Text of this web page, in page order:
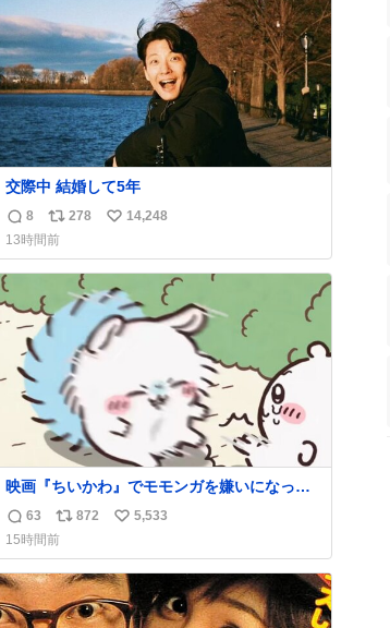
害は確認されておらず、警察はパトロールを
強化する。
交際中 結婚して5年
返
信
数
8
リ
ポ
ス
数
278
い
ね
数
14,248
13時間前
映画『ちいかわ』でモモンガを嫌いになった
人へ それでも愛される理由と可能性 kai-
you.net/article/96186 『映画ちいかわ 人魚の
島のひみつ』を3回観て、原作も追っている筆
者が、モモンガの名誉回復を試みようとする
記事です。ちいかわ初心者向けです🖊
返
信
数
63
リ
ポ
ス
ト
数
872
い
ね
数
5,533
15時間前